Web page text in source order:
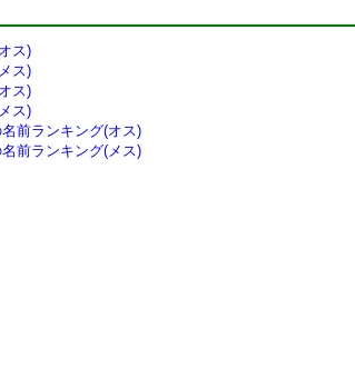
ス)
ス)
ス)
ス)
名前ランキング(オス)
名前ランキング(メス)